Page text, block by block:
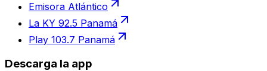
Emisora Atlántico
La KY 92.5 Panamá
Play 103.7 Panamá
Descarga la app